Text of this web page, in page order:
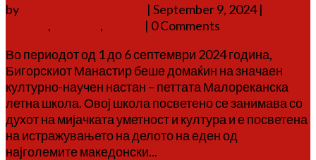
by | September 9, 2024|
, ,
| 0 Comments
Во периодот од 1 до 6 септември 2024 година,
Бигорскиот Манастир беше домаќин на значаен
културно-научен настан – петтата Малореканска
летна школа. Овој школа посветено се занимава со
духот на мијачката уметност и култура и е посветена
на истражувањето на делото на еден од
најголемите македонски...